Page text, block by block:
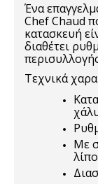
Ένα
Chef Chaud
κατασκευή
διαθέτει
Τεχνικά
Με